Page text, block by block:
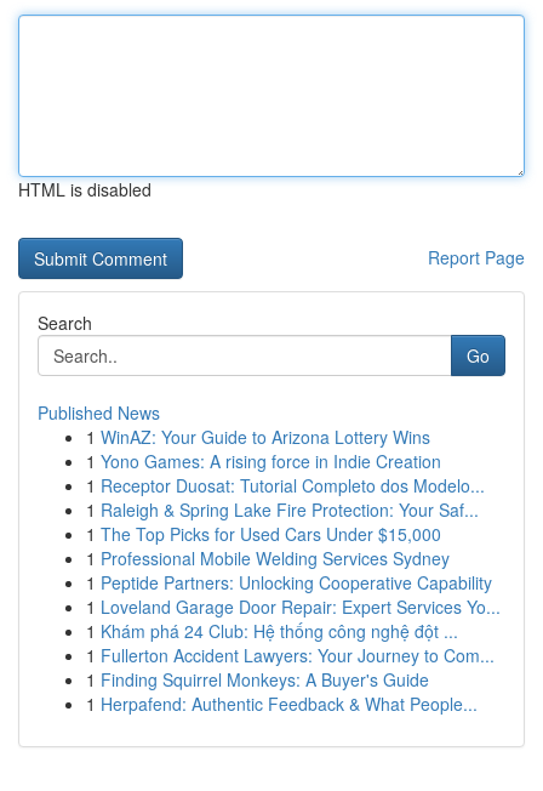
HTML is disabled
Report Page
Search
Go
Published News
1 WinAZ: Your Guide to Arizona Lottery Wins
1 Yono Games: A rising force in Indie Creation
1 Receptor Duosat: Tutorial Completo dos Modelo...
1 Raleigh & Spring Lake Fire Protection: Your Saf...
1 The Top Picks for Used Cars Under $15,000
1 Professional Mobile Welding Services Sydney
1 Peptide Partners: Unlocking Cooperative Capability
1 Loveland Garage Door Repair: Expert Services Yo...
1 Khám phá 24 Club: Hệ thống công nghệ đột ...
1 Fullerton Accident Lawyers: Your Journey to Com...
1 Finding Squirrel Monkeys: A Buyer's Guide
1 Herpafend: Authentic Feedback & What People...